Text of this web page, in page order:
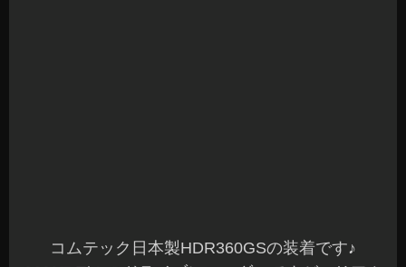
コムテック日本製HDR360GSの装着です♪